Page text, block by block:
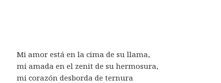
Mi amor está en la cima de su llama,
mi amada en el zenit de su hermosura,
mi corazón desborda de ternura